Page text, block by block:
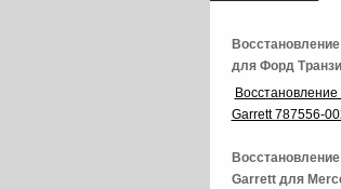
для Форд
Garrett 787556-
Garrett для